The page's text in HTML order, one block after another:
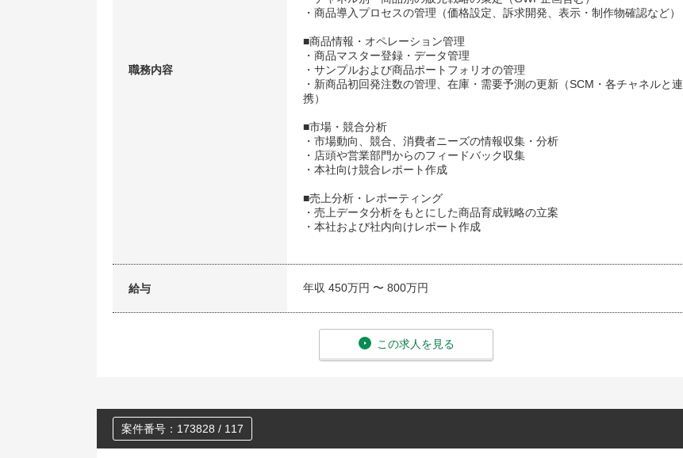
職務内容
・商品導入プロセスの管理（価格設定、訴求開発、表示・制作物確認など）
■商品情報・オペレーション管理
・商品マスター登録・データ管理
・サンプルおよび商品ポートフォリオの管理
・新商品初回発注数の管理、在庫・需要予測の更新（SCM・各チャネルと連
携）
■市場・競合分析
・市場動向、競合、消費者ニーズの情報収集・分析
・店頭や営業部門からのフィードバック収集
・本社向け競合レポート作成
■売上分析・レポーティング
・売上データ分析をもとにした商品育成戦略の立案
・本社および社内向けレポート作成
給与 年収 450万円 〜 800万円
この求人を見る
案件番号：173828 / 117